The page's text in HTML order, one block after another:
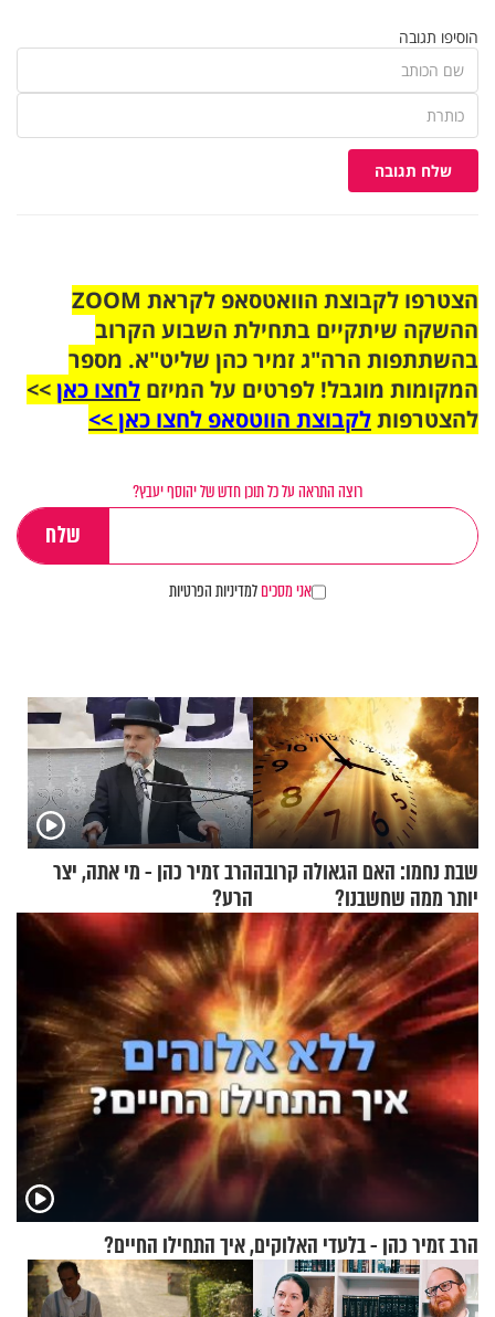
הוסיפו תגובה
שלח תגובה
הצטרפו לקבוצת הוואטסאפ לקראת ZOOM
ההשקה שיתקיים בתחילת השבוע הקרוב
בהשתתפות הרה"ג זמיר כהן שליט"א. מספר
המקומות מוגבל! לפרטים על המיזם לחצו כאן>>
להצטרפותלקבוצת הווטסאפ לחצו כאן >>
רוצה התראה על כל תוכן חדש של יהוסף יעבץ?
אני מסכיםלמדיניות הפרטיות
שבת נחמו: האם הגאולה קרובה
יותר ממה שחשבנו?
הרב זמיר כהן - מי אתה, יצר
הרע?
הרב זמיר כהן - בלעדי האלוקים, איך התחילו החיים?